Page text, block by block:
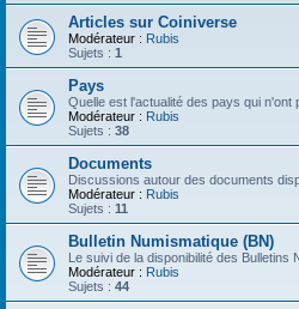
Articles sur Coiniverse
Modérateur : Rubis
Sujets : 1
Pays
Quelle est l'actualité des pays qui
Modérateur : Rubis
Sujets : 38
Documents
Discussions autour des documents
Modérateur : Rubis
Sujets : 11
Bulletin Numismatique (BN)
Le suivi de la disponibilité des Bulletins
Modérateur : Rubis
Sujets : 44